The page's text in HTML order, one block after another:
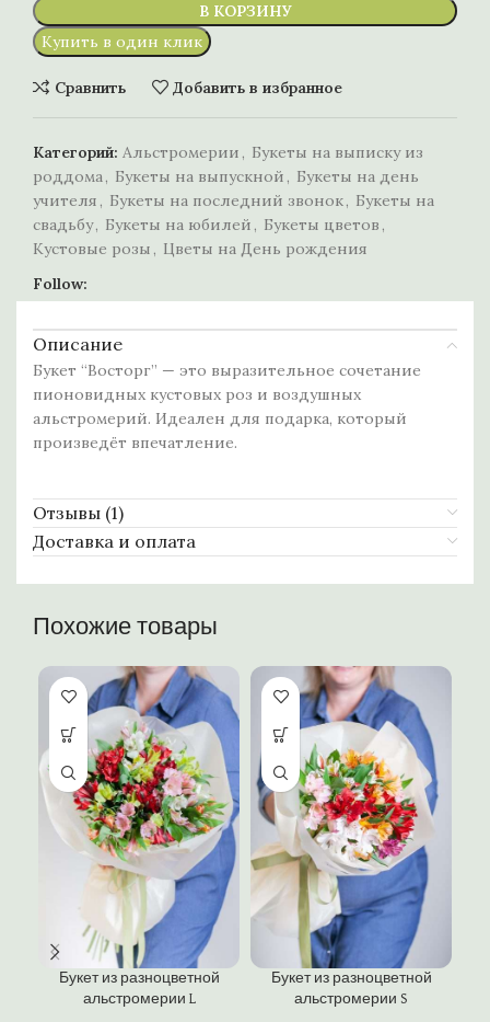
В КОРЗИНУ
Купить в один клик
Сравнить Добавить в избранное
Категорий: Альстромерии , Букеты на выписку из
роддома, Букеты на выпускной , Букеты на день
учителя , Букеты на последний звонок, Букеты на
свадьбу, Букеты на юбилей , Букеты цветов ,
Кустовые розы , Цветы на День рождения
Follow:
Описание
Букет “Восторг” — это выразительное сочетание
пионовидных кустовых роз и воздушных
альстромерий. Идеален для подарка, который
произведёт впечатление.
Отзывы (1)
Доставка и оплата
Похожие товары
Букет из разноцветной
альстромерии L
Букет из разноцветной
альстромерии S